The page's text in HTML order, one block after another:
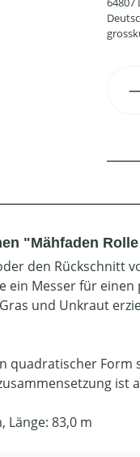
"Mähfaden
den Rückschnitt
ein Messer für
und Unkraut
quadratischer
ist
Länge: 83,0 m